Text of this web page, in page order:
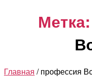
Метка:
Главная / профессия